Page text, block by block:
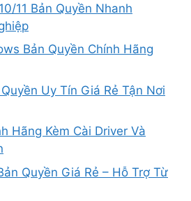
11 Bản Quyền Nhanh
Bản Quyền Chính Hãng
Uy Tín Giá Rẻ Tận Nơi
Hãng Kèm Cài Driver Và
Quyền Giá Rẻ – Hỗ Trợ Từ